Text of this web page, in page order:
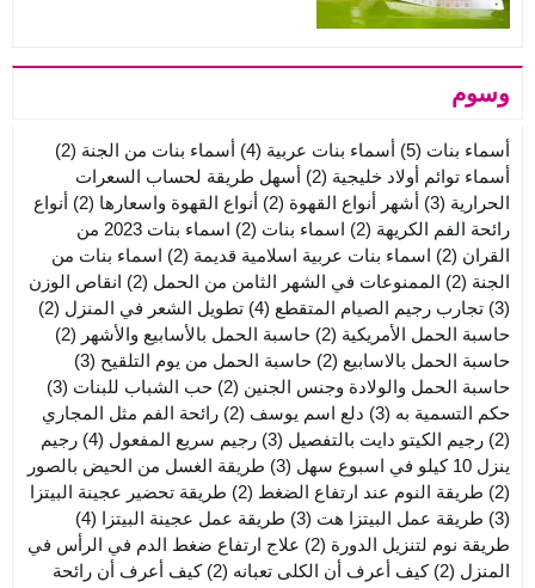
وسوم
أسماء بنات (5) أسماء بنات عربية (4) أسماء بنات من الجنة (2)
أسماء توائم أولاد خليجية (2)
أسهل طريقة لحساب السعرات
الحرارية (3) أشهر أنواع القهوة (2) أنواع القهوة واسعارها (2)
أنواع
رائحة الفم الكريهة (2) اسماء بنات (2)
اسماء بنات 2023 من
القران (2) اسماء بنات عربية اسلامية قديمة (2)
اسماء بنات من
الجنة (2) الممنوعات في الشهر الثامن من الحمل (2)
انقاص الوزن
(3)
تجارب رجيم الصيام المتقطع (4) تطويل الشعر في المنزل (2)
حاسبة الحمل الأمريكية (2) حاسبة الحمل بالأسابيع والأشهر (2)
حاسبة الحمل بالاسابيع (2) حاسبة الحمل من يوم التلقيح (3)
حاسبة الحمل والولادة وجنس الجنين (2) حب الشباب للبنات (3)
حكم التسمية به (3) دلع اسم يوسف (2)
رائحة الفم مثل المجاري
(2)
رجيم الكيتو دايت بالتفصيل (3) رجيم سريع المفعول (4)
رجيم
ينزل 10 كيلو في اسبوع سهل
(3)
طريقة الغسل من الحيض بالصور
(2)
طريقة النوم عند ارتفاع الضغط (2)
طريقة تحضير عجينة البيتزا
(3)
طريقة عمل البيتزا هت (3) طريقة عمل عجينة البيتزا (4)
طريقة نوم لتنزيل الدورة (2)
علاج ارتفاع ضغط الدم في الرأس في
المنزل (2) كيف أعرف أن الكلى تعبانه (2)
كيف أعرف أن رائحة